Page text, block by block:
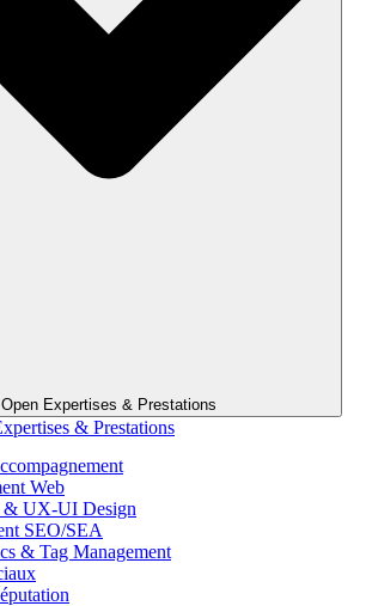
Open Expertises & Prestations
& Prestations
Web
& UX-UI Design
SEO/SEA
& Tag Management